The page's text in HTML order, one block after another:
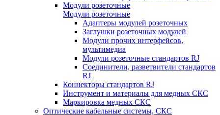
Модули розеточные
Модули розеточные
Адаптеры модулей розеточных
Заглушки розеточных модулей
Модули прочих интерфейсов,
мультимедиа
Модули розеточные стандартов RJ
Соединители, разветвители стандартов
RJ
Коннекторы стандартов RJ
Инструмент и материалы для медных СКС
Маркировка медных СКС
Оптические кабельные системы, СКС